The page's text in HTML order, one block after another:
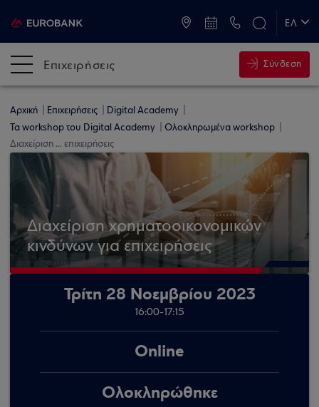
ΕΛ
Επιχειρήσεις Σύνδεση
Αρχική Επιχειρήσεις
Digital Academy
Τα workshop του Digital Academy
Ολοκληρωμένα workshop
Διαχείριση ... επιχειρήσεις
Διαχείριση χρηματοοικονομικών
κινδύνων για επιχειρήσεις
Τρίτη 28 Νοεμβρίου 2023
16:00-17:15
Online
Ολοκληρώθηκε